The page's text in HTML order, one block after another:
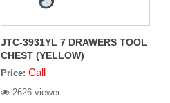
JTC-3931YL 7 DRAWERS TOOL
CHEST (YELLOW)
Price: Call
2626 viewer